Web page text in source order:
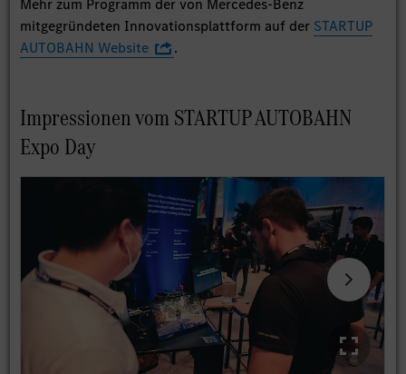
Mehr zum Programm der von Mercedes-Benz
mitgegründeten Innovationsplattform auf der STARTUP
AUTOBAHN Website
.
Impressionen vom STARTUP AUTOBAHN
Expo Day